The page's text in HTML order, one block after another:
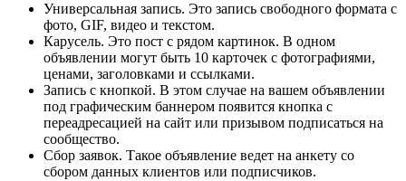
Универсальная запись. Это запись свободного формата с
фото, GIF, видео и текстом.
Карусель. Это пост с рядом картинок. В одном
объявлении могут быть 10 карточек с фотографиями,
ценами, заголовками и ссылками.
Запись с кнопкой. В этом случае на вашем объявлении
под графическим баннером появится кнопка с
переадресацией на сайт или призывом подписаться на
сообщество.
Сбор заявок. Такое объявление ведет на анкету со
сбором данных клиентов или подписчиков.